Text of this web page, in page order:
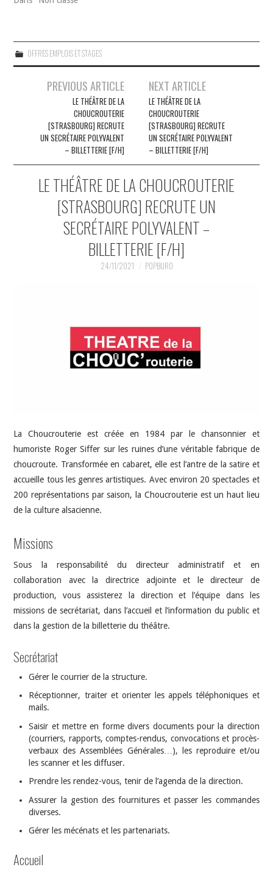
OFFRES EMPLOIS ET STAGES
Navigation
articles
PREVIOUS ARTICLE
LE THÉÂTRE DE LA
CHOUCROUTERIE
[STRASBOURG] RECRUTE
UN SECRÉTAIRE POLYVALENT
– BILLETTERIE [F/H]
NEXT ARTICLE
LE THÉÂTRE DE LA
CHOUCROUTERIE
[STRASBOURG] RECRUTE
UN SECRÉTAIRE POLYVALENT
– BILLETTERIE [F/H]
LE THÉÂTRE DE LA CHOUCROUTERIE
[STRASBOURG] RECRUTE UN
SECRÉTAIRE POLYVALENT –
BILLETTERIE [F/H]
24/11/2021 POPBURO
La Choucrouterie est créée en 1984 par le chansonnier et
humoriste Roger Siffer sur les ruines d’une véritable fabrique de
choucroute. Transformée en cabaret, elle est l’antre de la satire et
accueille tous les genres artistiques. Avec environ 20 spectacles et
200 représentations par saison, la Choucrouterie est un haut lieu
de la culture alsacienne.
Missions
Sous la responsabilité du directeur administratif et en
collaboration avec la directrice adjointe et le directeur de
production, vous assisterez la direction et l’équipe dans les
missions de secrétariat, dans l’accueil et l’information du public et
dans la gestion de la billetterie du théâtre.
Secrétariat
Gérer le courrier de la structure.
Réceptionner, traiter et orienter les appels téléphoniques et
mails.
Saisir et mettre en forme divers documents pour la direction
(courriers, rapports, comptes-rendus, convocations et procès-
verbaux des Assemblées Générales…), les reproduire et/ou
les scanner et les diffuser.
Prendre les rendez-vous, tenir de l’agenda de la direction.
Assurer la gestion des fournitures et passer les commandes
diverses.
Gérer les mécénats et les partenariats.
Accueil